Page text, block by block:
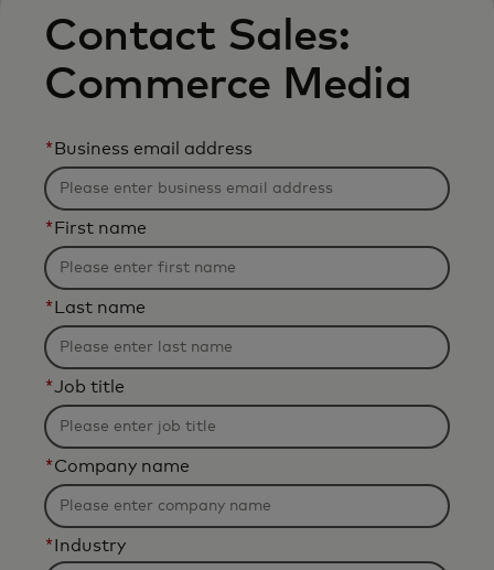
Contact Sales:
Commerce Media
* Business email address
* First name
* Last name
*Job title
*Company name
* Industry